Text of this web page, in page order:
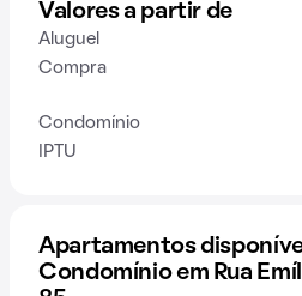
Valores a partir de
Aluguel
Compra
Condomínio
IPTU
Apartamentos
Condomínio em Rua